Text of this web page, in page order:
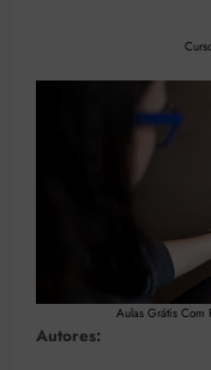
Aulas Grátis Com
Autores: